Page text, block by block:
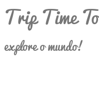
Trip Time To
explore o mundo!